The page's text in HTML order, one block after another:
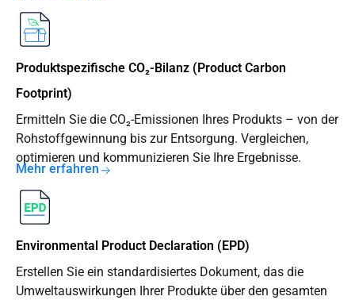
Produktspezifische CO₂-Bilanz (Product Carbon
Footprint)
Ermitteln Sie die CO₂-Emissionen Ihres Produkts – von der
Rohstoffgewinnung bis zur Entsorgung. Vergleichen,
optimieren und kommunizieren Sie Ihre Ergebnisse.
Mehr erfahren
Environmental Product Declaration (EPD)
Erstellen Sie ein standardisiertes Dokument, das die
Umweltauswirkungen Ihrer Produkte über den gesamten